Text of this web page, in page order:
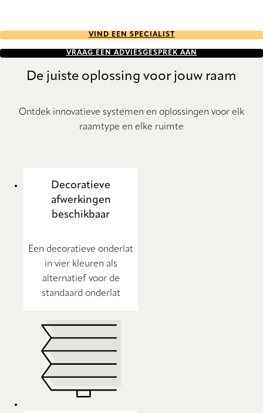
VIND EEN SPECIALIST
VRAAG EEN ADVIESGESPREK AAN
De juiste oplossing voor jouw raam
Ontdek innovatieve systemen en oplossingen voor elk
raamtype en elke ruimte
Decoratieve
afwerkingen
beschikbaar
Een decoratieve onderlat
in vier kleuren als
alternatief voor de
standaard onderlat